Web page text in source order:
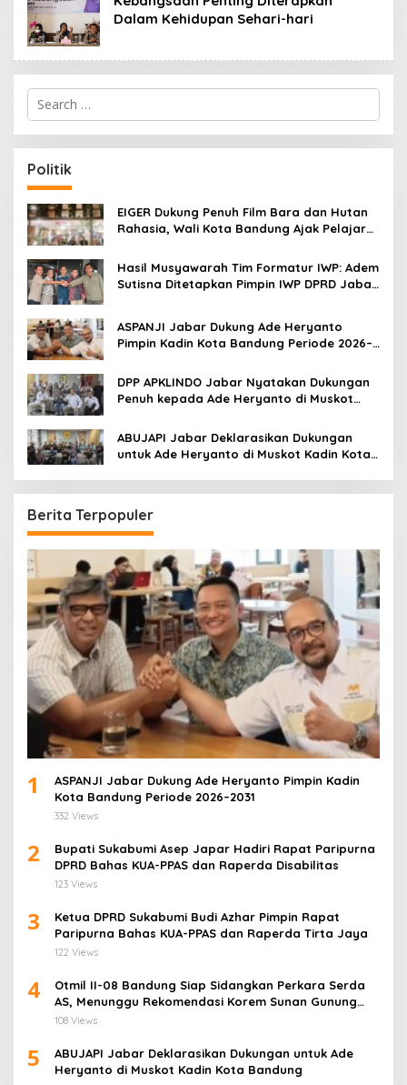
Dalam Kehidupan Sehari-hari
S
r
c
h
f
o
r
:
Politik
EIGER Dukung Penuh Film Bara dan Hutan
Rahasia, Wali Kota Bandung Ajak Pelajar
Hasil Musyawarah Tim Formatur IWP: Adem
Sutisna Ditetapkan Pimpin IWP DPRD Jabar
ASPANJI Jabar Dukung Ade Heryanto
Pimpin Kadin Kota Bandung Periode 2026–
DPP APKLINDO Jabar Nyatakan Dukungan
Penuh kepada Ade Heryanto di Muskot
ABUJAPI Jabar Deklarasikan Dukungan
untuk Ade Heryanto di Muskot Kadin Kota
Berita Terpopuler
1
ASPANJI Jabar Dukung Ade Heryanto Pimpin Kadin
Kota Bandung Periode 2026–2031
332 Views
2
Bupati Sukabumi Asep Japar Hadiri Rapat Paripurna
DPRD Bahas KUA-PPAS dan Raperda Disabilitas
123 Views
3
Ketua DPRD Sukabumi Budi Azhar Pimpin Rapat
Paripurna Bahas KUA-PPAS dan Raperda Tirta Jaya
122 Views
4
Otmil II-08 Bandung Siap Sidangkan Perkara Serda
AS, Menunggu Rekomendasi Korem Sunan Gunung
Jati Cirebon
108 Views
5
ABUJAPI Jabar Deklarasikan Dukungan untuk Ade
Heryanto di Muskot Kadin Kota Bandung